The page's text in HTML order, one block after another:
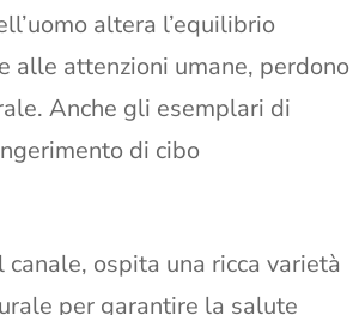
altera l’equilibrio
alle attenzioni umane, perdono
Anche gli esemplari di
di cibo
ospita una ricca varietà
per garantire la salute